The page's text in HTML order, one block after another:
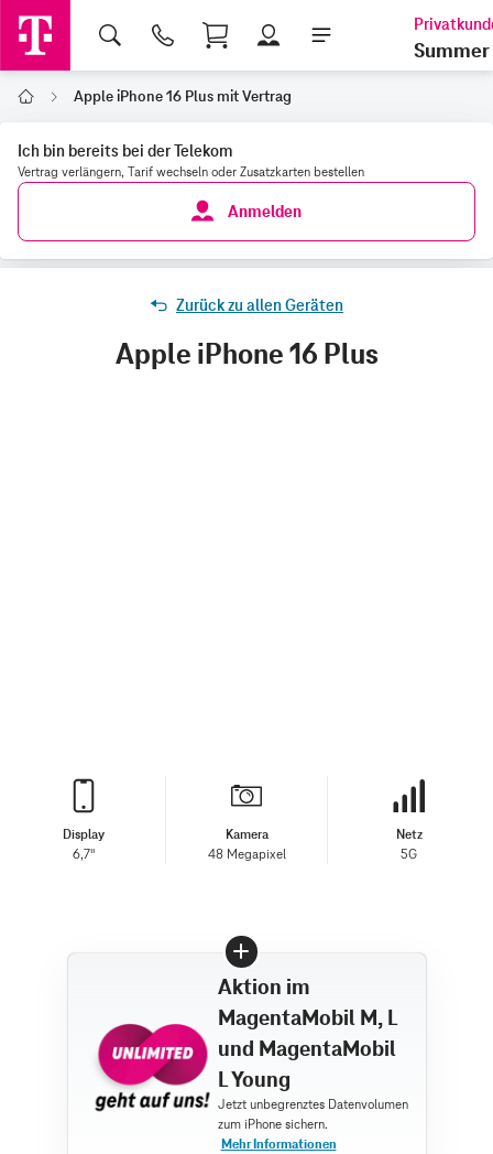
Shopping Cart
Summer
Home Apple iPhone 16 Plus mit Vertrag
Ich bin bereits bei der Telekom
Vertrag verlängern, Tarif wechseln oder Zusatzkarten bestellen
Anmelden
Zurück zu allen Geräten
Apple iPhone 16 Plus
Display
6,7"
Kamera
48 Megapixel
Netz
5G
Aktion im
MagentaMobil M, L
und MagentaMobil
L Young